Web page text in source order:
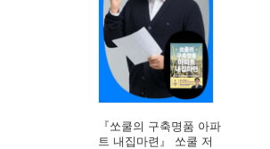
『쏘쿨의 구축명품 아파
트 내집마련』 쏘쿨 저